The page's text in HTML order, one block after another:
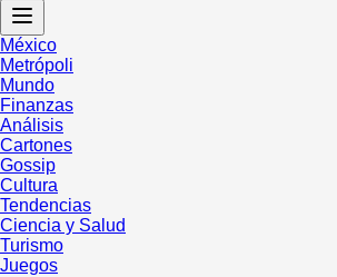
México
Metrópoli
Mundo
Finanzas
Análisis
Cartones
Gossip
Cultura
Tendencias
Ciencia y Salud
Turismo
Juegos